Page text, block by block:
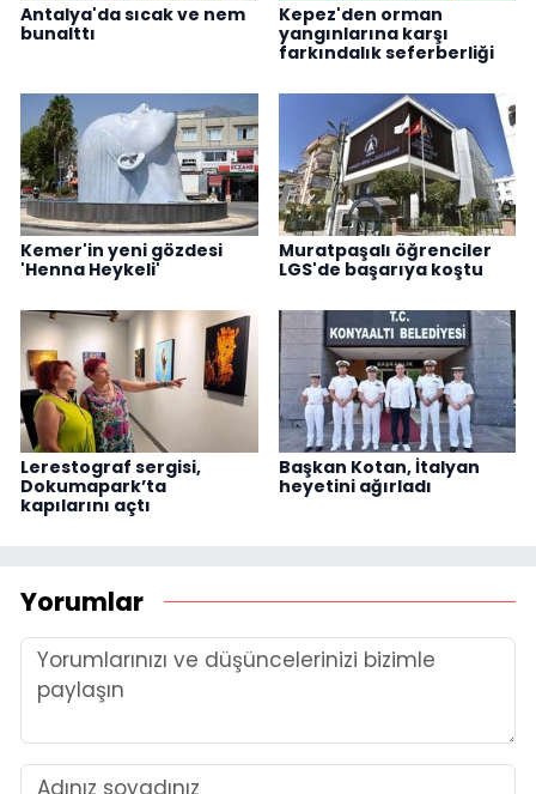
Antalya'da sıcak ve nem
bunalttı
Kepez'den orman
yangınlarına karşı
farkındalık seferberliği
Kemer'in yeni gözdesi
'Henna Heykeli'
Muratpaşalı öğrenciler
LGS'de başarıya koştu
Lerestograf sergisi,
Dokumapark’ta
kapılarını açtı
Başkan Kotan, İtalyan
heyetini ağırladı
Yorumlar